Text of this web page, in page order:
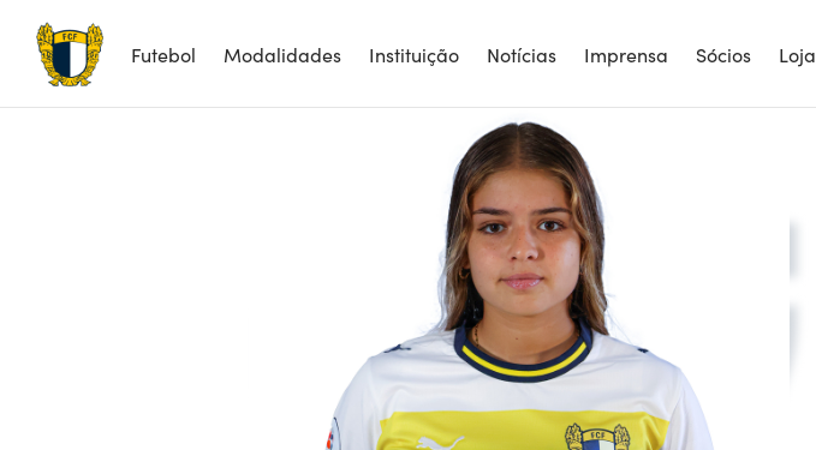
Futebol Modalidades Instituição Notícias Imprensa Sócios Loja